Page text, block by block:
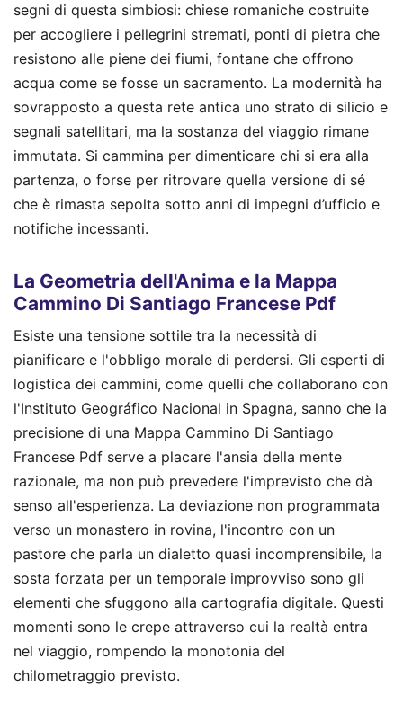
segni di questa simbiosi: chiese romaniche costruite
per accogliere i pellegrini stremati, ponti di pietra che
resistono alle piene dei fiumi, fontane che offrono
acqua come se fosse un sacramento. La modernità ha
sovrapposto a questa rete antica uno strato di silicio e
segnali satellitari, ma la sostanza del viaggio rimane
immutata. Si cammina per dimenticare chi si era alla
partenza, o forse per ritrovare quella versione di sé
che è rimasta sepolta sotto anni di impegni d’ufficio e
notifiche incessanti.
La Geometria dell'Anima e la Mappa
Cammino Di Santiago Francese Pdf
Esiste una tensione sottile tra la necessità di
pianificare e l'obbligo morale di perdersi. Gli esperti di
logistica dei cammini, come quelli che collaborano con
l'Instituto Geográfico Nacional in Spagna, sanno che la
precisione di una Mappa Cammino Di Santiago
Francese Pdf serve a placare l'ansia della mente
razionale, ma non può prevedere l'imprevisto che dà
senso all'esperienza. La deviazione non programmata
verso un monastero in rovina, l'incontro con un
pastore che parla un dialetto quasi incomprensibile, la
sosta forzata per un temporale improvviso sono gli
elementi che sfuggono alla cartografia digitale. Questi
momenti sono le crepe attraverso cui la realtà entra
nel viaggio, rompendo la monotonia del
chilometraggio previsto.